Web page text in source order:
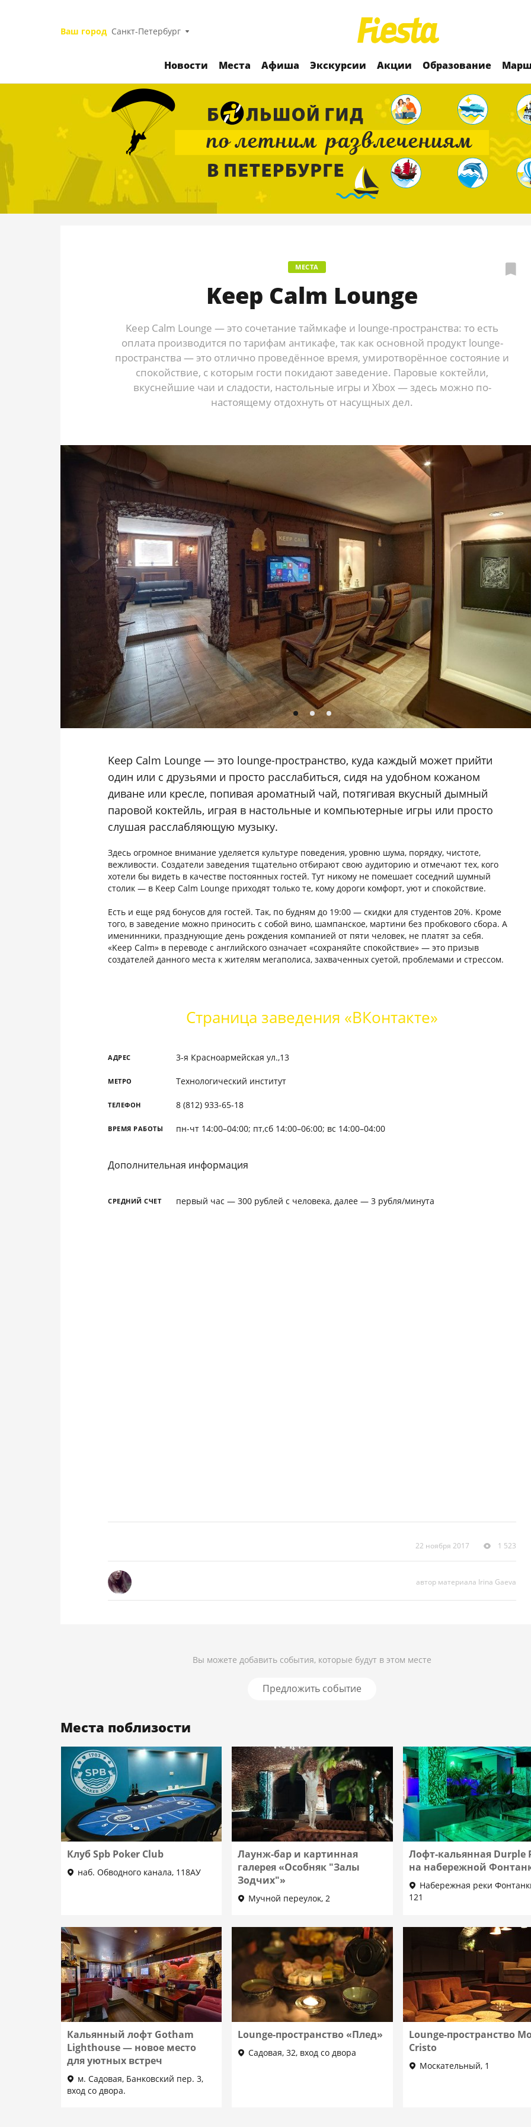
Ваш город Санкт-Петербург
Новости Места Афиша Экскурсии Акции Образование
МЕСТА
Keep Calm Lounge
Keep Calm Lounge — это сочетание таймкафе и lounge-пространства: то есть
оплата производится по тарифам антикафе, так как основной продукт lounge-
пространства — это отлично проведённое время, умиротворённое состояние и
спокойствие, с которым гости покидают заведение. Паровые коктейли,
вкуснейшие чаи и сладости, настольные игры и Xbox — здесь можно по-
настоящему отдохнуть от насущных дел.
Keep Calm Lounge — это lounge-пространство, куда каждый может прийти
один или с друзьями и просто расслабиться, сидя на удобном кожаном
диване или кресле, попивая ароматный чай, потягивая вкусный дымный
паровой коктейль, играя в настольные и компьютерные игры или просто
слушая расслабляющую музыку.
Здесь огромное внимание уделяется культуре поведения, уровню шума, порядку, чистоте,
вежливости. Создатели заведения тщательно отбирают свою аудиторию и отмечают тех, кого
хотели бы видеть в качестве постоянных гостей. Тут никому не помешает соседний шумный
столик — в Keep Calm Lounge приходят только те, кому дороги комфорт, уют и спокойствие.
Есть и еще ряд бонусов для гостей. Так, по будням до 19:00 — скидки для студентов 20%. Кроме
того, в заведение можно приносить с собой вино, шампанское, мартини без пробкового сбора. А
именинники, празднующие день рождения компанией от пяти человек, не платят за себя.
«Keep Calm» в переводе с английского означает «сохраняйте спокойствие» — это призыв
создателей данного места к жителям мегаполиса, захваченных суетой, проблемами и стрессом.
Страница заведения «ВКонтакте»
АДРЕС 3-я Красноармейская ул.,13
МЕТРО Технологический институт
ТЕЛЕФОН 8 (812) 933-65-18
ВРЕМЯ РАБОТЫ пн-чт 14:00–04:00; пт,сб 14:00–06:00; вс 14:00–04:00
Дополнительная информация
СРЕДНИЙ СЧЕТ первый час — 300 рублей с человека, далее — 3 рубля/минута
22 ноября 2017 1 523
автор материала Irina Gaeva
Вы можете добавить события, которые будут в этом месте
Предложить событие
Места поблизости
Клуб Spb Poker Club
наб. Обводного канала, 118АУ
Лаунж-бар и картинная
галерея «Особняк "Залы
Зодчих"»
Мучной переулок, 2
Лофт-кальянная Durple
на набережной
Набережная реки
121
Кальянный лофт Gotham
Lighthouse ― новое место
для уютных встреч
м. Садовая, Банковский пер. 3,
вход со двора.
Lounge-пространство «Плед»
Садовая, 32, вход со двора
Lounge-пространство
Cristo
Москательный, 1